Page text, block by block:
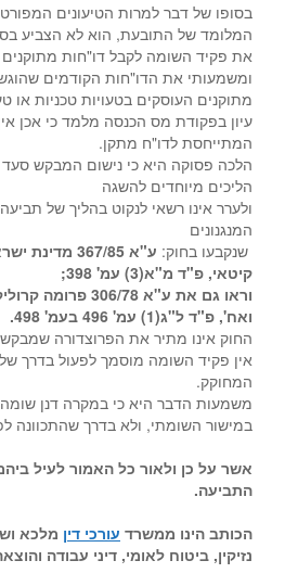
בסופו של דבר למרות הטיעונים
המלומד של התובעת, הוא לא הצביע
את פקיד השומה לקבל דו"חות
ומשמעותי את הדו"חות הקודמים
מתוקנים העוסקים בטעויות טכניות או
עיון בפקודת מס הכנסה מלמד כי אכן
המתייחסת לדו"ח מתקן.
הלכה פסוקה היא כי נישום המבקש
הליכים מיוחדים להשגה
ולערר אינו רשאי לנקוט בהליך של
המנגנונים
שנקבעו בחוק:
ע"א 367/85
קיטאי, פ"ד מ"א(3) עמ' 398;
וראו גם את ע"א 306/
ואח', פ"ד ל"ג(1) עמ' 496 בעמ' 498.
החוק אינו מתיר את הפרוצדורה
אין פקיד השומה מוסמך לפעול בדרך
המחוקק.
משמעות הדבר היא כי במקרה דנן
במישור השומתי, ולא בדרך שהתכוונה
אשר על כן ולאור כל האמור לעיל
התביעה.
הכותב הינו ממשרד עורכי דין מלכא
נזיקין, ביטוח לאומי, דיני עבודה